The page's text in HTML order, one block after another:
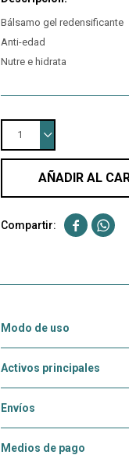
Bálsamo gel redensificante
Anti-edad
Nutre e hidrata
1
AÑADIR AL
 
Modo de uso
Activos principales
Envíos
Medios de pago